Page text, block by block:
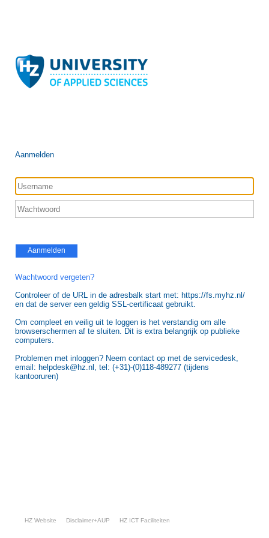
Aanmelden
Aanmelden
Wachtwoord vergeten?
Controleer of de URL in de adresbalk start met: https://fs.myhz.nl/
en dat de server een geldig SSL-certificaat gebruikt.
Om compleet en veilig uit te loggen is het verstandig om alle
browserschermen af te sluiten. Dit is extra belangrijk op publieke
computers.
Problemen met inloggen? Neem contact op met de servicedesk,
email: helpdesk@hz.nl, tel: (+31)-(0)118-489277 (tijdens
kantooruren)
HZ Website Disclaimer+AUP HZ ICT Faciliteiten